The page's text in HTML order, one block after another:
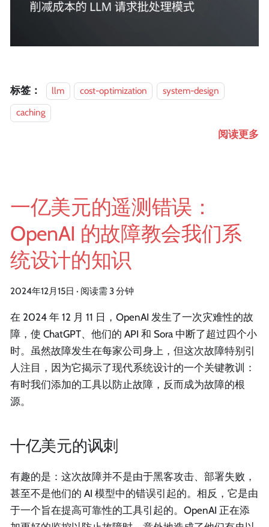
标签： llm cost-optimization
system-design
caching
阅读更多
一亿美元的遥测错误：
OpenAI 的故障教会我们系
统设计的知识
2024年12月15日 · 阅读需 3 分钟
在 2024 年 12 月 11 日，OpenAI 发生了一次灾难性的故
障，使 ChatGPT、他们的 API 和 Sora 中断了超过四个小
时。虽然故障发生在每家公司身上，但这次故障特别引
人注目，因为它揭示了现代系统设计的一个关键教训：
有时我们添加的工具以防止故障，反而成为故障的根
源。
十亿美元的讽刺
有趣的是：这次故障并不是由于黑客攻击、部署失败，
甚至不是他们的 AI 模型中的错误引起的。相反，它是由
于一个旨在提高可靠性的工具引起的。OpenAI 正在添